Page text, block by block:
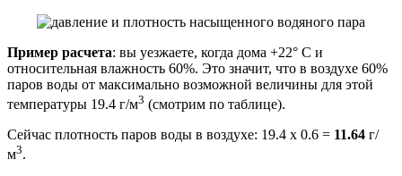
Пример расчета: вы уезжаете, когда дома +22° C и
относительная влажность 60%. Это значит, что в воздухе 60%
паров воды от максимально возможной величины для этой
температуры 19.4 г/м3 (смотрим по таблице).
Сейчас плотность паров воды в воздухе: 19.4 x 0.6 = 11.64 г/
м3.